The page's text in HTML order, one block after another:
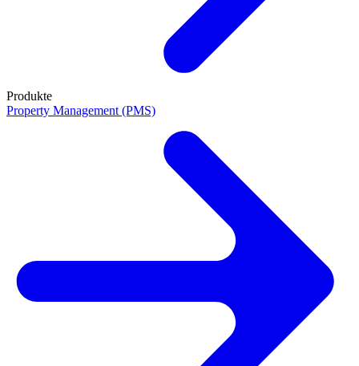
Produkte
Property Management (PMS)